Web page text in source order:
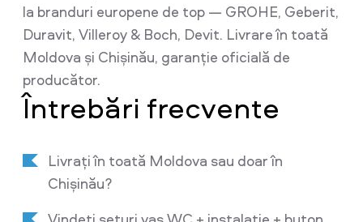
la branduri europene de top — GROHE, Geberit,
Duravit, Villeroy & Boch, Devit. Livrare în toată
Moldova și Chișinău, garanție oficială de
producător.
Întrebări frecvente
Livrați în toată Moldova sau doar în
Chișinău?